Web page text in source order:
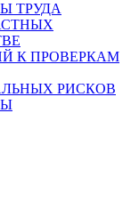
ТРУДА
К ПРОВЕРКАМ
РИСКОВ